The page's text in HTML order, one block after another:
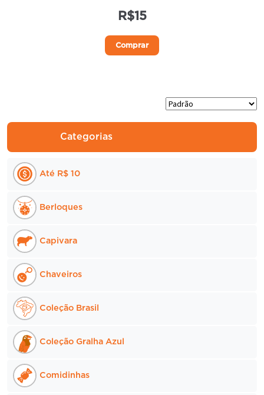
R$15
Comprar
Este
variantes.
Categorias
Até R$ 10
Berloques
Capivara
Chaveiros
Coleção Brasil
Coleção Gralha Azul
Comidinhas